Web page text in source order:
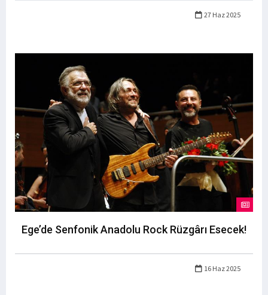
27 Haz 2025
Ege’de Senfonik Anadolu Rock Rüzgârı Esecek!
16 Haz 2025